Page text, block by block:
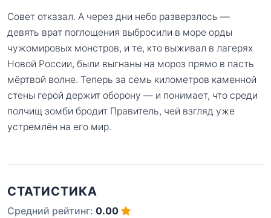
Совет отказал. А через дни небо разверзлось —
девять врат поглощения выбросили в море орды
чужомировых монстров, и те, кто выживал в лагерях
Новой России, были выгнаны на мороз прямо в пасть
мёртвой волне. Теперь за семь километров каменной
стены герой держит оборону — и понимает, что среди
полчищ зомби бродит Правитель, чей взгляд уже
устремлён на его мир.
СТАТИСТИКА
Средний рейтинг: 0.00